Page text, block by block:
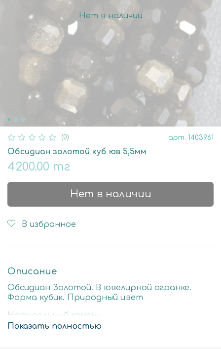
Нет в наличии
(0) арт. 1403961
Обсидиан золотой куб юв 5,5мм
4200.00 тг
Нет в наличии
В избранное
Описание
Обсидиан Золотой. В ювелирной огранке.
Форма кубик. Природный цвет
Натуральный камень
Показать полностью